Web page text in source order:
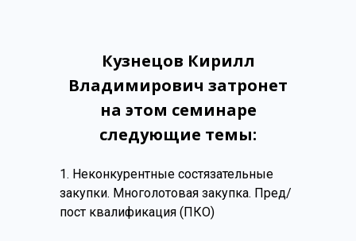
Кузнецов Кирилл
Владимирович затронет
на этом семинаре
следующие темы:
1. Неконкурентные состязательные
закупки. Многолотовая закупка. Пред/
пост квалификация (ПКО)